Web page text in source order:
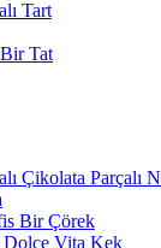
Tart
Tat
Çikolata Parçalı
Bir Çörek
Vita Kek